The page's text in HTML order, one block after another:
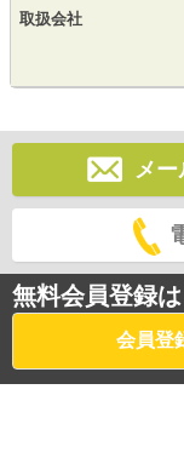
取扱会社
メー
無料会員登録
会員登